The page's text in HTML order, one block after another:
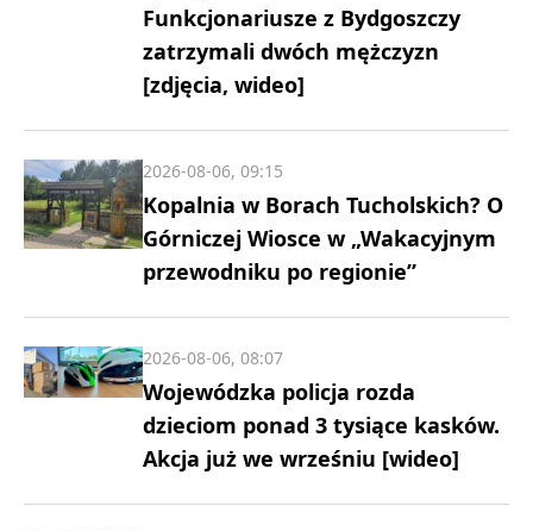
Funkcjonariusze z Bydgoszczy
zatrzymali dwóch mężczyzn
[zdjęcia, wideo]
Kopalnia w Borach Tucholskich? O
Górniczej Wiosce w „Wakacyjnym
przewodniku po regionie”
2026-08-06, 09:15
Wojewódzka policja rozda
dzieciom ponad 3 tysiące kasków.
Akcja już we wrześniu [wideo]
2026-08-06, 08:07